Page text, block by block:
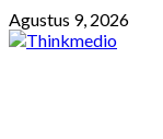
Skip
to
Agustus 9, 2026